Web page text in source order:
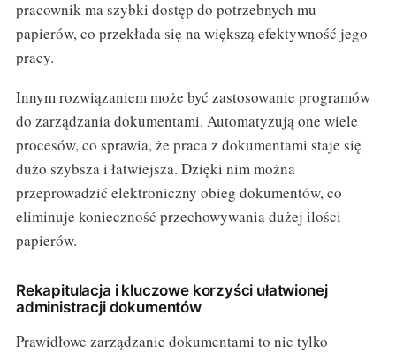
pracownik ma szybki dostęp do potrzebnych mu
papierów, co przekłada się na większą efektywność jego
pracy.
Innym rozwiązaniem może być zastosowanie programów
do zarządzania dokumentami. Automatyzują one wiele
procesów, co sprawia, że praca z dokumentami staje się
dużo szybsza i łatwiejsza. Dzięki nim można
przeprowadzić elektroniczny obieg dokumentów, co
eliminuje konieczność przechowywania dużej ilości
papierów.
Rekapitulacja i kluczowe korzyści ułatwionej
administracji dokumentów
Prawidłowe zarządzanie dokumentami to nie tylko